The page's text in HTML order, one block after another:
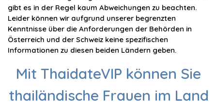
gibt es in der Regel kaum Abweichungen zu beachten.
Leider können wir aufgrund unserer begrenzten
Kenntnisse über die Anforderungen der Behörden in
Österreich und der Schweiz keine spezifischen
Informationen zu diesen beiden Ländern geben.
Mit ThaidateVIP können Sie
thailändische Frauen im Land